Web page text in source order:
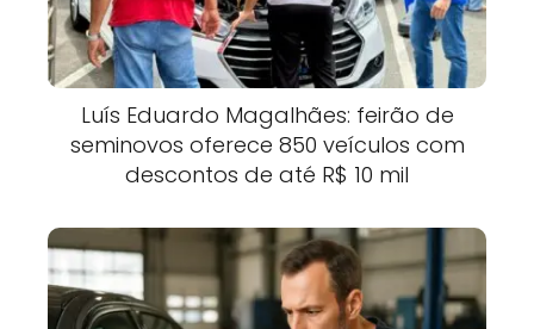
Luís Eduardo Magalhães: feirão de
seminovos oferece 850 veículos com
descontos de até R$ 10 mil